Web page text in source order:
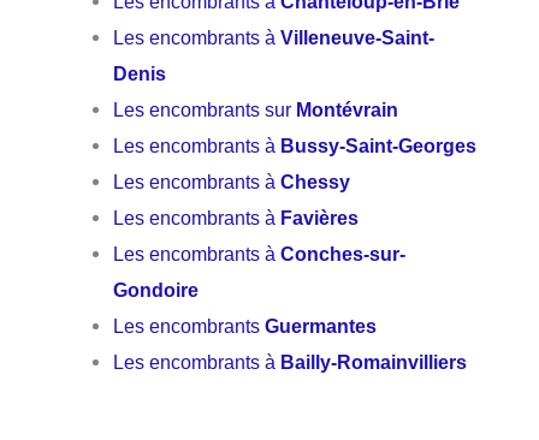
Les encombrants àVilleneuve-Saint-
Denis
Les encombrants sur Montévrain
Les encombrants à Bussy-Saint-Georges
Les encombrants àChessy
Les encombrants à Favières
Les encombrants àConches-sur-
Gondoire
Les encombrantsGuermantes
Les encombrants à Bailly-Romainvilliers